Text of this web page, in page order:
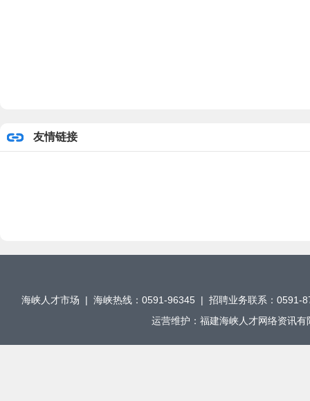
友情链接
海峡人才市场 | 海峡热线：0591-96345 | 招聘业务联系：
运营维护：福建海峡人才网络资讯